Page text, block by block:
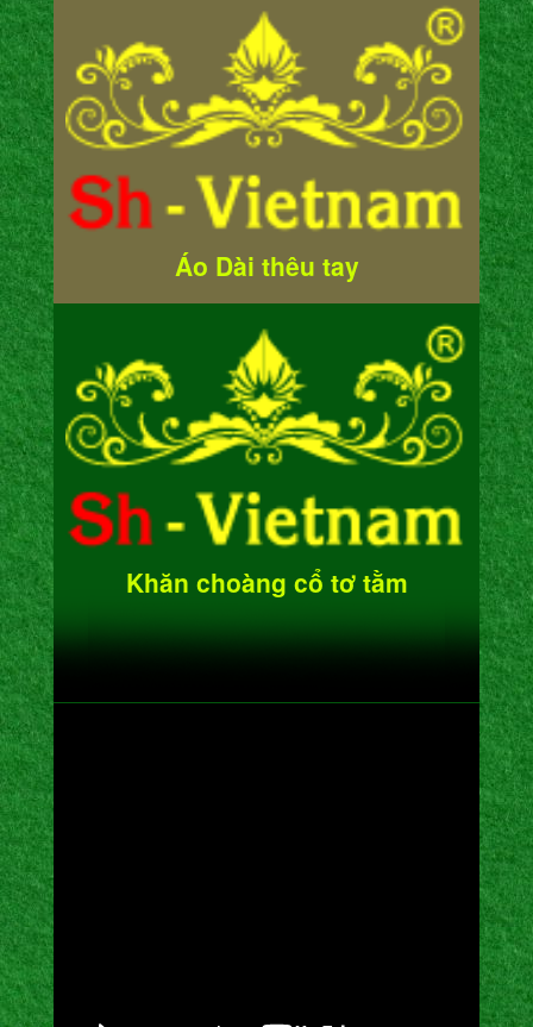
Áo Dài thêu tay
Khăn choàng cổ tơ tằm